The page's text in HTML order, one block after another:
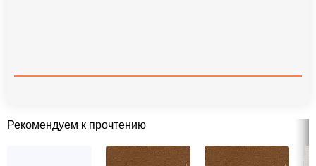
Рекомендуем к прочтению